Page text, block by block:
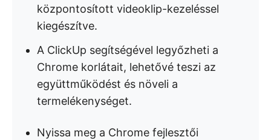
központosított videoklip-kezeléssel
kiegészítve.
A ClickUp segítségével legyőzheti a
Chrome korlátait, lehetővé teszi az
együttműködést és növeli a
termelékenységet.
Nyissa meg a Chrome fejlesztői